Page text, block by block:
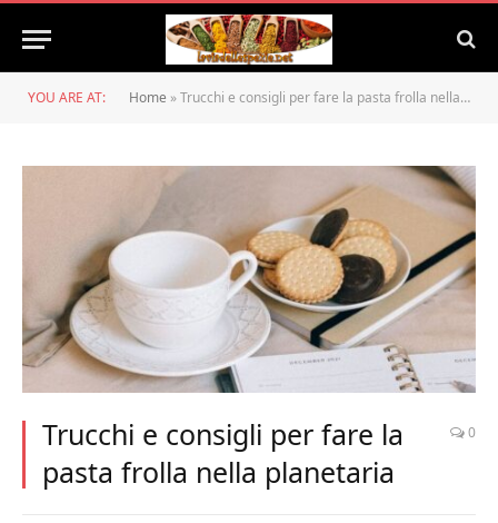
YOU ARE AT: Home »Trucchi e consigli per fare la pasta frolla nella planetaria
Trucchi e consigli per fare la
pasta frolla nella planetaria
0